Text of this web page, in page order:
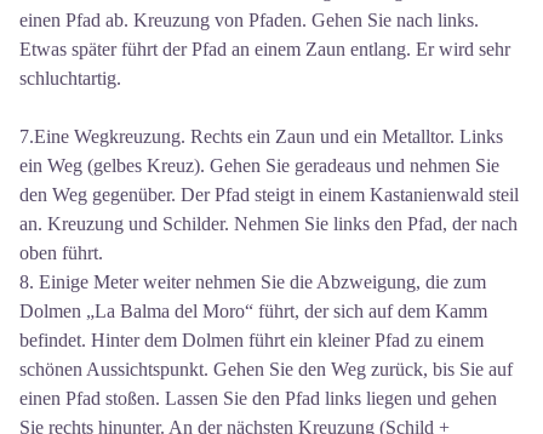
einen Pfad ab. Kreuzung von Pfaden. Gehen Sie nach links.
Etwas später führt der Pfad an einem Zaun entlang. Er wird sehr
schluchtartig.
7.Eine Wegkreuzung. Rechts ein Zaun und ein Metalltor. Links
ein Weg (gelbes Kreuz). Gehen Sie geradeaus und nehmen Sie
den Weg gegenüber. Der Pfad steigt in einem Kastanienwald steil
an. Kreuzung und Schilder. Nehmen Sie links den Pfad, der nach
oben führt.
8. Einige Meter weiter nehmen Sie die Abzweigung, die zum
Dolmen „La Balma del Moro“ führt, der sich auf dem Kamm
befindet. Hinter dem Dolmen führt ein kleiner Pfad zu einem
schönen Aussichtspunkt. Gehen Sie den Weg zurück, bis Sie auf
einen Pfad stoßen. Lassen Sie den Pfad links liegen und gehen
Sie rechts hinunter. An der nächsten Kreuzung (Schild +